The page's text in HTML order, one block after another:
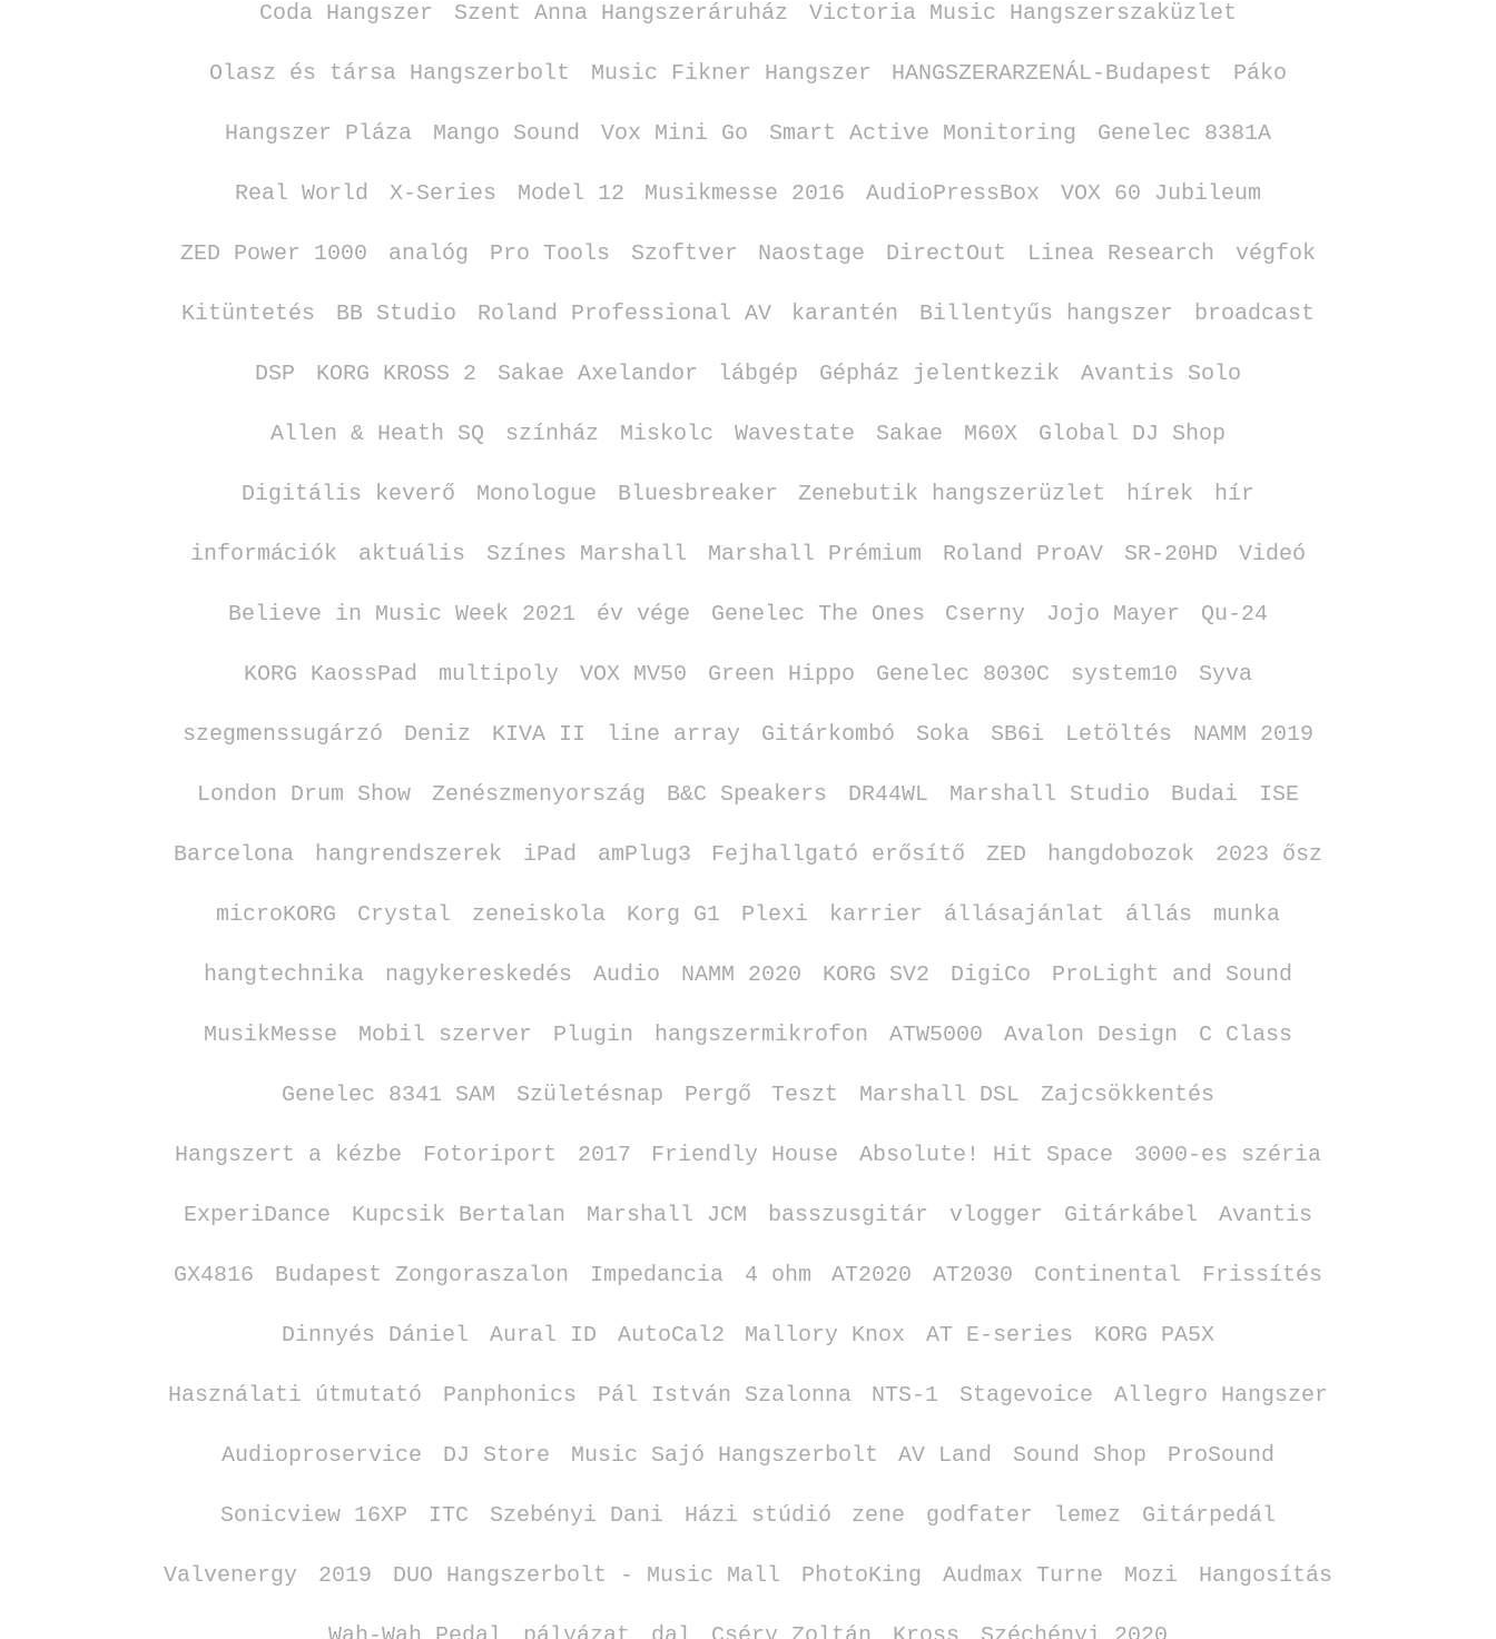
Coda Hangszer Szent Anna Hangszeráruház Victoria Music Hangszerszaküzlet
Olasz és társa Hangszerbolt Music Fikner Hangszer HANGSZERARZENÁL‑Budapest Páko
Hangszer Pláza Mango Sound Vox Mini Go Smart Active Monitoring Genelec 8381A
Real World X‑Series Model 12 Musikmesse 2016 AudioPressBox VOX 60 Jubileum
ZED Power 1000 analóg Pro Tools Szoftver Naostage DirectOut Linea Research végfok
Kitüntetés BB Studio Roland Professional AV karantén Billentyűs hangszer broadcast
DSP KORG KROSS 2 Sakae Axelandor lábgép Gépház jelentkezik Avantis Solo
Allen & Heath SQ színház Miskolc Wavestate Sakae M60X Global DJ Shop
Digitális keverő Monologue Bluesbreaker Zenebutik hangszerüzlet hírek hír
információk aktuális Színes Marshall Marshall Prémium Roland ProAV SR‑20HD Videó
Believe in Music Week 2021 év vége Genelec The Ones Cserny Jojo Mayer Qu‑24
KORG KaossPad multipoly VOX MV50 Green Hippo Genelec 8030C system10 Syva
szegmenssugárzó Deniz KIVA II line array Gitárkombó Soka SB6i Letöltés NAMM 2019
London Drum Show Zenészmenyország B&C Speakers DR44WL Marshall Studio Budai ISE
Barcelona hangrendszerek iPad amPlug3 Fejhallgató erősítő ZED hangdobozok 2023 ősz
microKORG Crystal zeneiskola Korg G1 Plexi karrier állásajánlat állás munka
hangtechnika nagykereskedés Audio NAMM 2020 KORG SV2 DigiCo ProLight and Sound
MusikMesse Mobil szerver Plugin hangszermikrofon ATW5000 Avalon Design C Class
Genelec 8341 SAM Születésnap Pergő Teszt Marshall DSL Zajcsökkentés
Hangszert a kézbe Fotoriport 2017 Friendly House Absolute! Hit Space 3000‑es széria
ExperiDance Kupcsik Bertalan Marshall JCM basszusgitár vlogger Gitárkábel Avantis
GX4816 Budapest Zongoraszalon Impedancia 4 ohm AT2020 AT2030 Continental Frissítés
Dinnyés Dániel Aural ID AutoCal2 Mallory Knox AT E‑series KORG PA5X
Használati útmutató Panphonics Pál István Szalonna NTS‑1 Stagevoice Allegro Hangszer
Audioproservice DJ Store Music Sajó Hangszerbolt AV Land Sound Shop ProSound
Sonicview 16XP ITC Szebényi Dani Házi stúdió zene godfater lemez Gitárpedál
Valvenergy 2019 DUO Hangszerbolt ‑ Music Mall PhotoKing Audmax Turne Mozi Hangosítás